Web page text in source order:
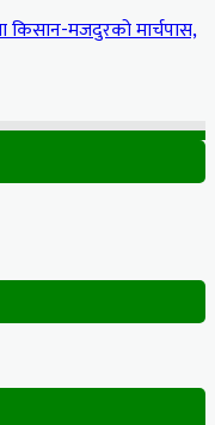
किसान-मजदुरको मार्चपास,